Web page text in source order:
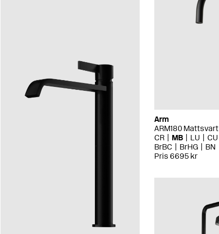
Arm
ARM180 Mattsvart
CR
MB LU CU
BrBC
BrHG
BN
Pris 6695 kr